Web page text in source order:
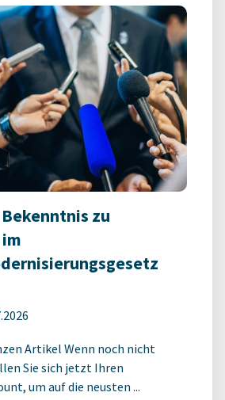
zu
Artikel Wenn noch nicht
Sie sich jetzt Ihren
um auf die neusten ...